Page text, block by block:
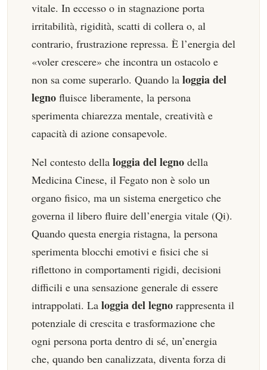
vitale. In eccesso o in stagnazione porta
irritabilità, rigidità, scatti di collera o, al
contrario, frustrazione repressa. È l’energia del
«voler crescere» che incontra un ostacolo e
non sa come superarlo. Quando la loggia del
legno fluisce liberamente, la persona
sperimenta chiarezza mentale, creatività e
capacità di azione consapevole.
Nel contesto della loggia del legno della
Medicina Cinese, il Fegato non è solo un
organo fisico, ma un sistema energetico che
governa il libero fluire dell’energia vitale (Qi).
Quando questa energia ristagna, la persona
sperimenta blocchi emotivi e fisici che si
riflettono in comportamenti rigidi, decisioni
difficili e una sensazione generale di essere
intrappolati. La loggia del legno rappresenta il
potenziale di crescita e trasformazione che
ogni persona porta dentro di sé, un’energia
che, quando ben canalizzata, diventa forza di